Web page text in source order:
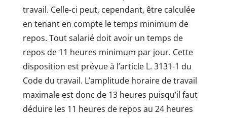
travail. Celle-ci peut, cependant, être calculée
en tenant en compte le temps minimum de
repos. Tout salarié doit avoir un temps de
repos de 11 heures minimum par jour. Cette
disposition est prévue à l’article L. 3131-1 du
Code du travail. L’amplitude horaire de travail
maximale est donc de 13 heures puisqu’il faut
déduire les 11 heures de repos au 24 heures